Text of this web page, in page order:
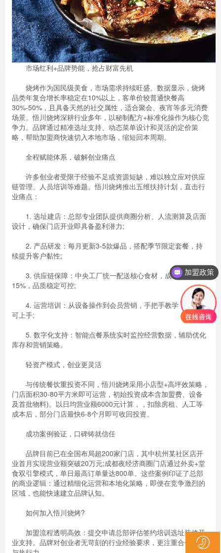
市场红利+品牌势能，抢占财富先机
烧烤作为国民级美食，市场需求持续旺盛。数据显示，烧烤
品类年复合增长率稳定在10%以上，客单价较普通快餐高
30%-50%，且具备天然的社交属性，适合聚会、夜宵等多元消费
场景。悟川烧烤深耕行业多年，以秘制配方+标准化操作为核心竞
争力。品牌通过精准选址支持、动态菜单设计和灵活的定价策
略，帮助加盟商快速切入本地市场，缩短回本周期。
全程赋能体系，破解创业痛点
许多创业者受限于经验不足或资源短缺，难以独立应对供应
链管理、人员培训等难题。悟川烧烤推出五维扶持计划，直击行
业痛点：
1. 选址建店：总部专业团队提供商圈分析、人流测算及店面
设计，确保门店开业即具备盈利潜力;
2. 产品研发：每月更新3-5款爆品，搭配季节限定套餐，持
续提升客户黏性;
3. 供应链保障：中央工厂统一配送核心食材，成本降低
15%，品质稳定可控;
4. 运营培训：从设备操作到会员营销，手把手教学，7天即
可上手;
5. 数字化支持：智能点餐系统实时监控经营数据，辅助优化
库存和营销策略。
轻资产模式，创业更灵活
与传统餐饮重投资不同，悟川烧烤采用小店型+高坪效策略，
门店面积30-80平方米即可运营，初始投资成本含加盟费、设备
及首批物料)。以日均营业额6000元计算，，扣除房租、人工等
成本后，部分门店最快6-8个月即可收回投资。
成功案例验证，口碑铸就信任
品牌目前已在全国布局超200家门店，其中杭州某社区店开
业首月实现营业额突破20万元;成都夜经济商圈门店通过外卖+堂
食双引擎模式，单日最高订单量达800单。这些案例印证了总部
的商业逻辑：通过精细化运营和本地化策略，即便在竞争激烈的
区域，也能快速建立品牌认知。
如何加入悟川烧烤?
加盟流程透明高效：提交申请总部评估签约培训选址装修开
业支持。品牌对创业者无苛刻的行业经验要求，更注重合作意愿
加盟政策